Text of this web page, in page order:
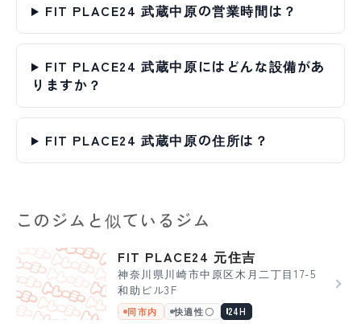
FIT PLACE24 武蔵中原の営業時間は？
FIT PLACE24 武蔵中原にはどんな設備があ
りますか？
FIT PLACE24 武蔵中原の住所は？
このジムと似ているジム
FIT PLACE24 元住吉
神奈川県川崎市中原区木月二丁目17-5
和助ビル3F
同市内 快適性〇 24H